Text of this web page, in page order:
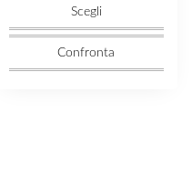
Scegli
Confronta